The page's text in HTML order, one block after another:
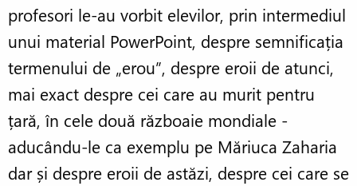
profesori le-au vorbit elevilor, prin intermediul
unui material PowerPoint, despre semnificația
termenului de „erou”, despre eroii de atunci,
mai exact despre cei care au murit pentru
țară, în cele două războaie mondiale -
aducându-le ca exemplu pe Măriuca Zaharia
dar și despre eroii de astăzi, despre cei care se